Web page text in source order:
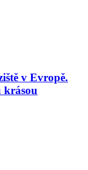
v Evropě.
krásou